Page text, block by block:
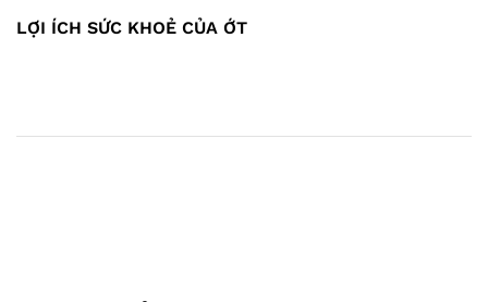
tiếp
LỢI ÍCH SỨC KHOẺ CỦA ỚT